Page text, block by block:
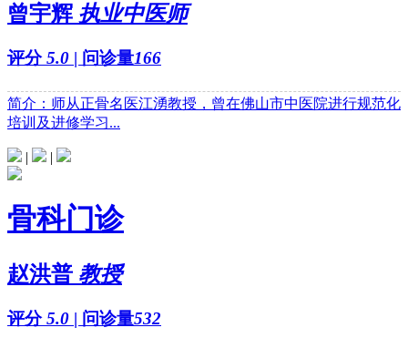
曾宇辉 执业中医师
评分5.0 | 问诊量166
简介：师从正骨名医江湧教授，曾在佛山市中医院进行规范化
培训及进修学习...
| |
骨科门诊
赵洪普 教授
评分5.0 | 问诊量532